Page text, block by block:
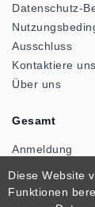
Datenschutz-
Ausschluss
Kontaktiere uns
Über uns
Gesamt
Anmeldung
Diese Website
Funktionen